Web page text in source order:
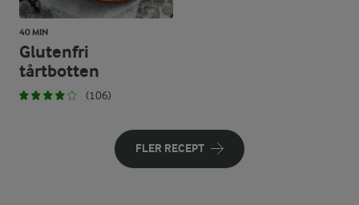
40 MIN
Glutenfri
tårtbotten
(106)
FLER RECEPT